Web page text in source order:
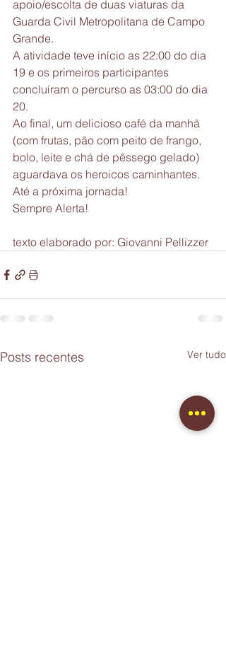
apoio/escolta de duas viaturas da
Guarda Civil Metropolitana de Campo
Grande.
A atividade teve início as 22:00 do dia
19 e os primeiros participantes
concluíram o percurso as 03:00 do dia
20.
Ao final, um delicioso café da manhã
(com frutas, pão com peito de frango,
bolo, leite e chá de pêssego gelado)
aguardava os heroicos caminhantes.
Até a próxima jornada!
Sempre Alerta!
texto elaborado por: Giovanni Pellizzer
Posts recentes Ver tudo